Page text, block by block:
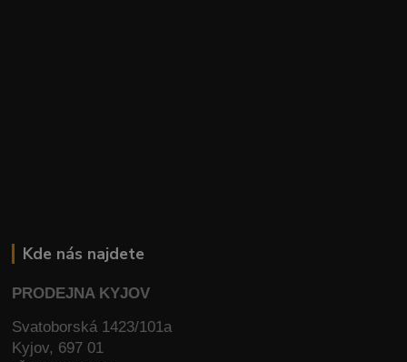
Kde nás najdete
PRODEJNA KYJOV
Svatoborská 1423/101a
Kyjov, 697 01